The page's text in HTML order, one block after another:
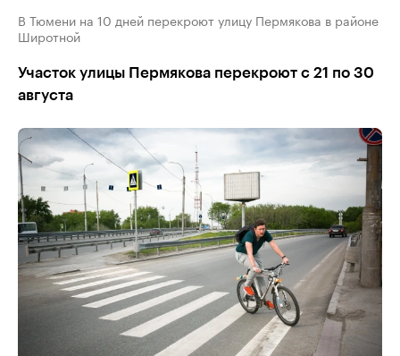
В Тюмени на 10 дней перекроют улицу Пермякова в районе
Широтной
Участок улицы Пермякова перекроют с 21 по 30
августа